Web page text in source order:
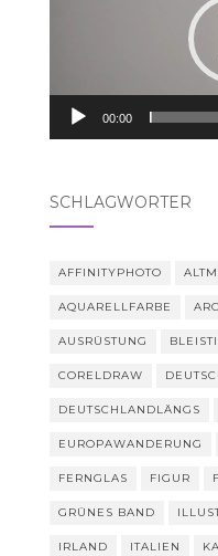
00:00
SCHLAGWÖRTER
AFFINITYPHOTO
AQUARELLFARBE
AUSRÜSTUNG
CORELDRAW
DEUTSCHLANDLÄNGS
EUROPAWANDERUNG
FERNGLAS FIGUR
GRÜNES BAND
IRLAND ITALIEN